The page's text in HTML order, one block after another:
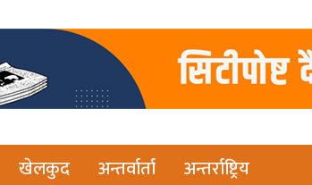
खेलकुद अन्तर्वार्ता अन्तर्राष्ट्रिय